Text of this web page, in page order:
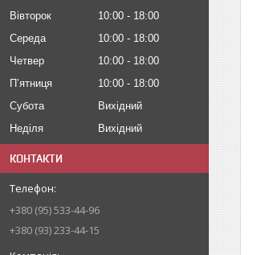
Вівторок
10:00
18:00
Середа
10:00
18:00
Четвер
10:00
18:00
Пʼятниця
10:00
18:00
Субота
Вихідний
Неділя
Вихідний
КОНТАКТИ
+380 (95) 533-44-96
+380 (93) 233-44-15